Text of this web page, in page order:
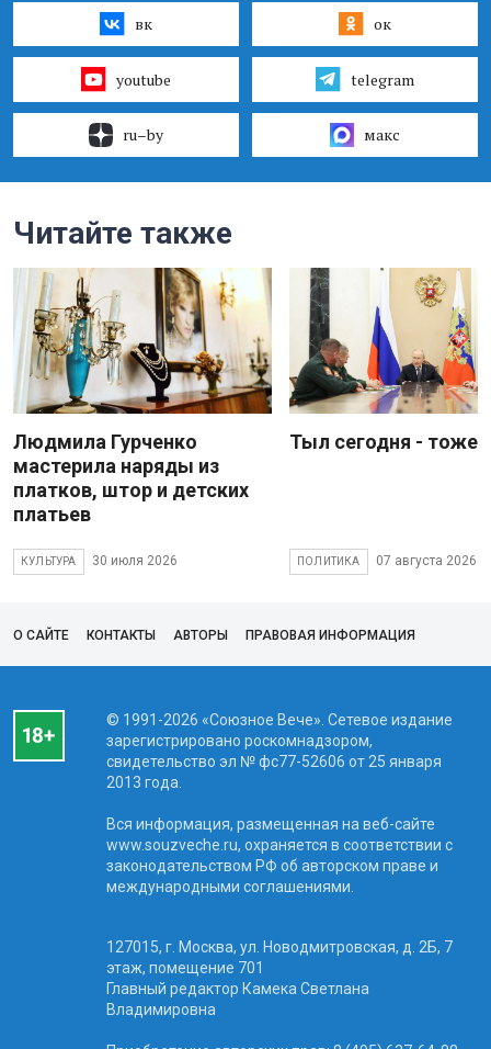
вк ок
youtube telegram
ru–by макс
Читайте также
Людмила Гурченко
мастерила наряды из
платков, штор и детских
платьев
КУЛЬТУРА 30 июля 2026
Тыл сегодня - тоже
ПОЛИТИКА 07 августа 2026
О САЙТЕ КОНТАКТЫ АВТОРЫ ПРАВОВАЯ ИНФОРМАЦИЯ
© 1991-2026 «Союзное Вече». Сетевое издание
зарегистрировано роскомнадзором,
свидетельство эл № фc77-52606 от 25 января
2013 года.
Вся информация, размещенная на веб-сайте
www.souzveche.ru, охраняется в соответствии с
законодательством РФ об авторском праве и
международными соглашениями.
127015, г. Москва, ул. Новодмитровская, д. 2Б, 7
этаж, помещение 701
Главный редактор Камека Светлана
Владимировна